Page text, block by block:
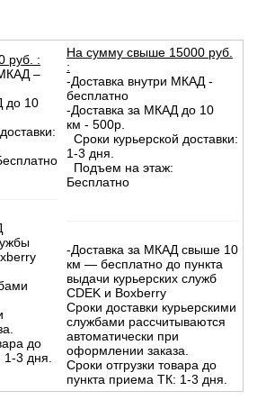
руб. :
–
до 10
до
1-3 дня.
На сумму свыше 15000 руб.
:
-Доставка внутри МКАД -
бесплатно
-Доставка за МКАД до 10
км - 500р.
Сроки курьерской доставки:
1-3 дня.
Подъем на этаж:
Бесплатно
-Доставка за МКАД свыше 10
км — бесплатно до пункта
выдачи курьерских служб
CDEK и Boxberry
Сроки доставки курьерскими
службами рассчитываются
автоматически при
оформлении заказа.
Сроки отгрузки товара до
пункта приема ТК: 1-3 дня.